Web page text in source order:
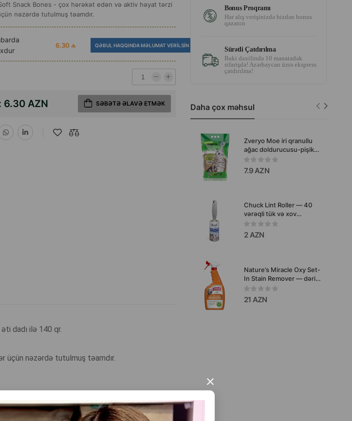
×
Snack Bones - çox hərəkət edən və aktiv həyat tərzi
nəzərdə tutulmuş təamdır.
6.30 ₼ QƏBUL HAQQINDA MƏLUMAT VERILSIN
6.30 AZN SƏBƏTƏ ƏLAVƏ ETMƏK
dadı ilə 140 qr.
üçün nəzərdə tutulmuş təamdır.
Bonus Proqramı
Hər alış verişinizdə bizdən bonus
qazanın
Sürətli Çatdırılma
Baki daxilində 10 manatadək
sifarişdə! Azərbaycan üzrə ekspress
çatdırılma!
Daha çox məhsul
Zveryo Moe iri qranullu
ağac doldurucusu-pişik
tualeti və kiçik ev
heyvanları üçün təbii həll
yoludur
7.9 AZN
Chuck Lint Roller — 40
vərəqli tük və xov
təmizləmə rulonu.
2 AZN
Nature’s Miracle Oxy Set-
In Stain Remover — dərin
hopmuş ləkə və qoxular
üçün güclü təmizləyici
21 AZN